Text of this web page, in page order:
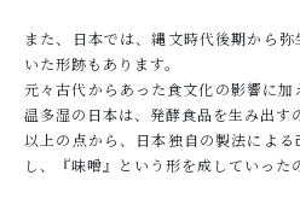
また、日本では、縄文時代後期から
いた形跡もあります。
元々古代からあった食文化の影響に
温多湿の日本は、発酵食品を生み出す
以上の点から、日本独自の製法によ
し、『味噌』という形を成していった